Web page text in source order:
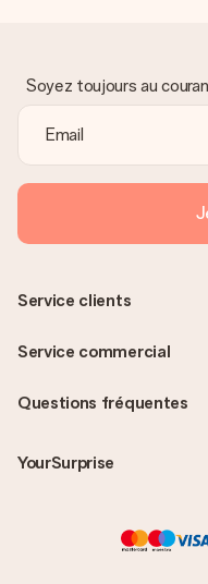
Soyez toujours au
Questions fréquentes
YourSurprise
Service clients
Service commercial